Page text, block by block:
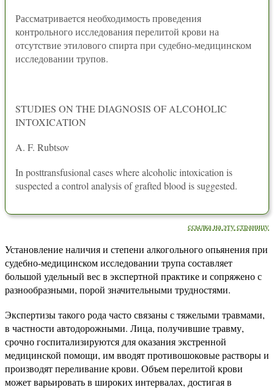
Рассматривается необходимость проведения
контрольного исследования перелитой крови на
отсутствие этилового спирта при судебно-медицинском
исследовании трупов.
STUDIES ON THE DIAGNOSIS OF ALCOHOLIC
INTOXICATION
A. F. Rubtsov
In posttransfusional cases where alcoholic intoxication is
suspected a control analysis of grafted blood is suggested.
ссылка на эту страницу
Установление наличия и степени алкогольного опьянения при
судебно-медицинском исследовании трупа составляет
большой удельный вес в экспертной практике и сопряжено с
разнообразными, порой значительными трудностями.
Экспертизы такого рода часто связаны с тяжелыми травмами,
в частности автодорожными. Лица, получившие травму,
срочно госпитализируются для оказания экстренной
медицинской помощи, им вводят противошоковые растворы и
производят переливание крови. Объем перелитой крови
может варьировать в широких интервалах, достигая в